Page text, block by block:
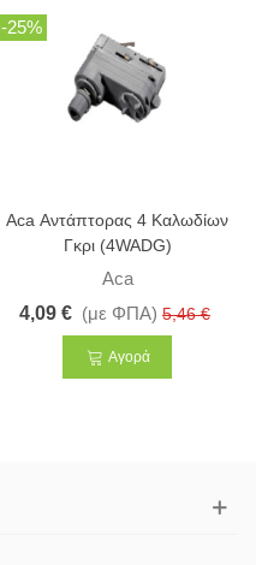
-25%
Aca Αντάπτορας 4 Καλωδίων
Γκρι (4WADG)
Aca
4,09 € (με ΦΠΑ) 5,46 €
Αγορά